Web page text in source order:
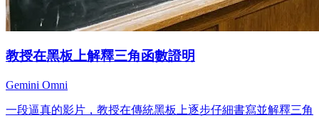
教授在黑板上解釋三角函數證明
Gemini Omni
一段逼真的影片，教授在傳統黑板上逐步仔細書寫並解釋三角